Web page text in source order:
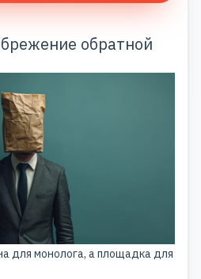
обратной
для монолога, а площадка для